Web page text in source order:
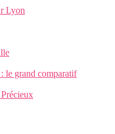
Lyon
le grand comparatif